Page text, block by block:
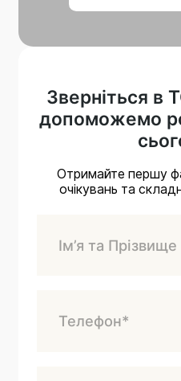
Зверніться в
допоможемо
Отримайте першу
очікувань та